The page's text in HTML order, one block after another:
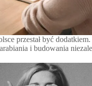
przestał być
i budowania